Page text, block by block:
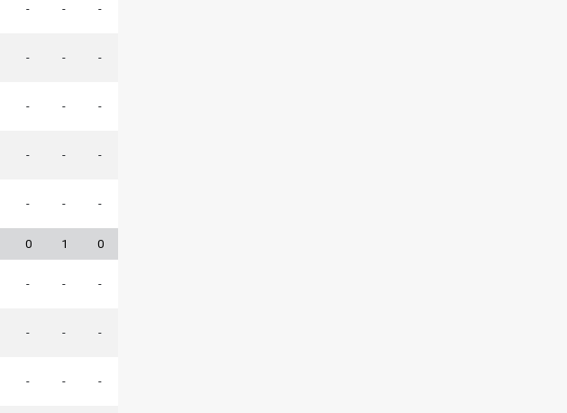
- - -
- - -
- - -
- - -
- - -
0 1 0
- - -
- - -
- - -